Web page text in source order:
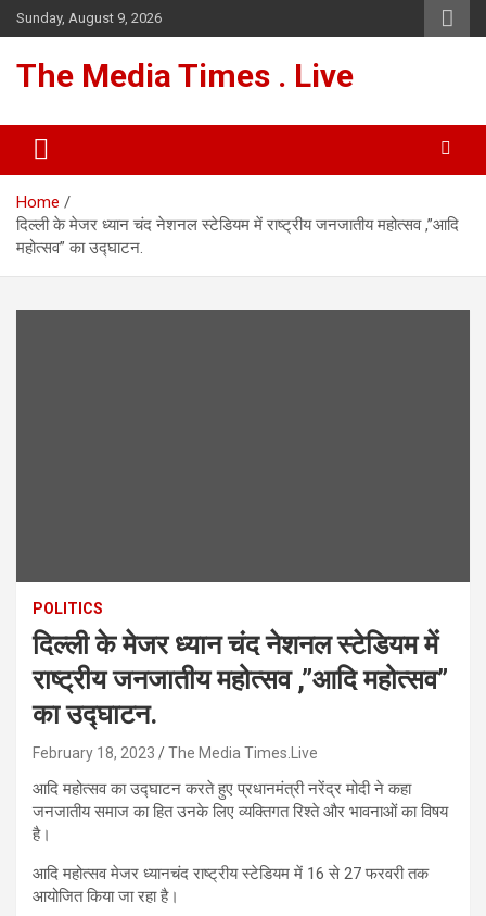
Skip
to
Sunday, August 9, 2026
The Media Times . Live
Home
दिल्ली के मेजर ध्यान चंद नेशनल स्टेडियम में राष्ट्रीय जनजातीय महोत्सव ,”आदि
महोत्सव” का उद्घाटन.
POLITICS
दिल्ली के मेजर ध्यान चंद नेशनल स्टेडियम में
राष्ट्रीय जनजातीय महोत्सव ,”आदि महोत्सव”
का उद्घाटन.
February 18, 2023 The Media Times.Live
आदि महोत्सव का उद्घाटन करते हुए प्रधानमंत्री नरेंद्र मोदी ने कहा
जनजातीय समाज का हित उनके लिए व्यक्तिगत रिश्ते और भावनाओं का विषय
है।
आदि महोत्सव मेजर ध्यानचंद राष्ट्रीय स्टेडियम में 16 से 27 फरवरी तक
आयोजित किया जा रहा है।